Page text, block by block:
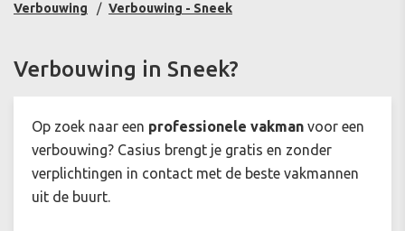
Verbouwing Verbouwing - Sneek
Verbouwing in Sneek?
Op zoek naar een professionele vakman voor een
verbouwing? Casius brengt je gratis en zonder
verplichtingen in contact met de beste vakmannen
uit de buurt.